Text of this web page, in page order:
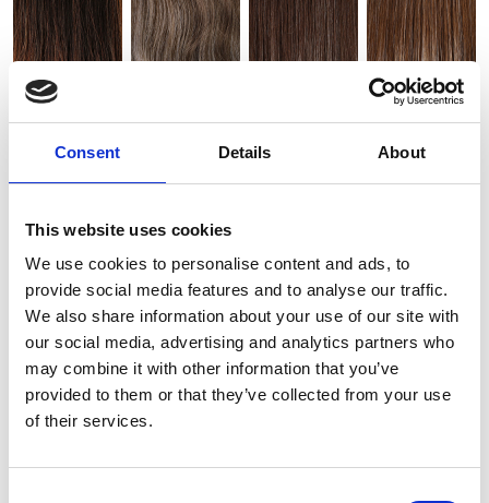
Consent Details About
This website uses cookies
We use cookies to personalise content and ads, to
provide social media features and to analyse our traffic.
We also share information about your use of our site with
our social media, advertising and analytics partners who
may combine it with other information that you’ve
provided to them or that they’ve collected from your use
of their services.
Toevoegen aan winkelwagen
Heeft u een vraag over dit haarwerk of wil u kleuradvies,
twijfel niet encontacteer ons nu!